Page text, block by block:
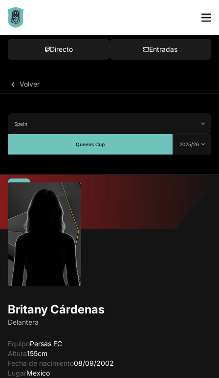
Directo Entradas
Volver
Queens Cup
Britany Cárdenas
Delantera
EquipoPersas FC
Altura155cm
Fecha de nacimiento08/09/2002
LugarMexico
Media